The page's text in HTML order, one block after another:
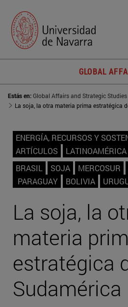
GLOBAL
Estás en:Global Affairs and Strategic Studies
ENERGÍA, RECURSOS Y
ARTÍCULOS
LATINOAMÉRICA
BRASIL
SOJA MERCOSUR
PARAGUAY
BOLIVIA
La soja, la
materia
estratégica
Sudamérica